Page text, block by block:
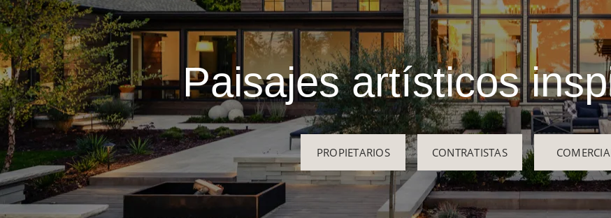
Paisajes artísticos
PROPIETARIOS CONTRATISTAS